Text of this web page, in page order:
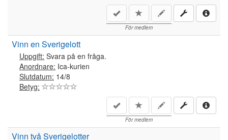
För medlem
Vinn en Sverigelott
Uppgift: Svara på en fråga.
Anordnare: Ica-kurien
Slutdatum: 14/8
Betyg:
För medlem
Vinn två Sverigelotter